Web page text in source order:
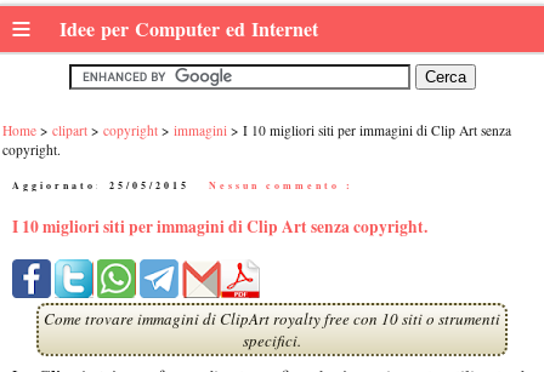
≡ Idee per Computer ed Internet
Home clipart copyright immagini
I 10 migliori siti per immagini di Clip Art senza
copyright.
Aggiornato: 25/05/2015 Nessun commento :
I 10 migliori siti per immagini di Clip Art senza copyright.
Come trovare immagini di ClipArt royalty free con 10 siti o strumenti
specifici.